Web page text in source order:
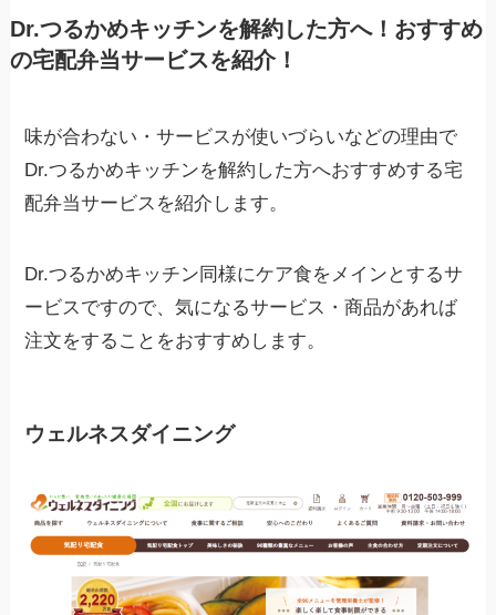
Dr.つるかめキッチンを解約した方へ！おすすめ
の宅配弁当サービスを紹介！
味が合わない・サービスが使いづらいなどの理由で
Dr.つるかめキッチンを解約した方へおすすめする宅
配弁当サービスを紹介します。
Dr.つるかめキッチン同様にケア食をメインとするサ
ービスですので、気になるサービス・商品があれば
注文をすることをおすすめします。
ウェルネスダイニング